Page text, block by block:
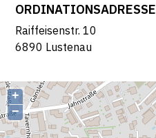
ORDINATIONSADRESSE
Raiffeisenstr. 10
6890 Lustenau